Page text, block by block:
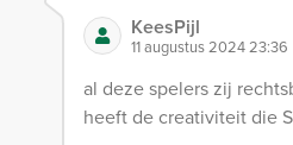
KeesPijl
11 augustus 2024 23:36
al deze spelers zij
heeft de creativiteit die